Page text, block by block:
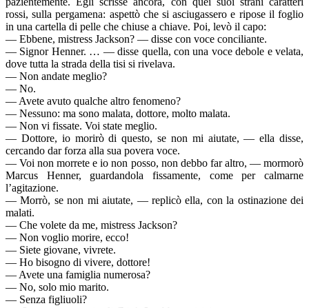
rossi, sulla pergamena: aspettò che si asciugassero e ripose il foglio
in una cartella di pelle che chiuse a chiave. Poi, levò il capo:
— Ebbene, mistress Jackson? — disse con voce conciliante.
— Signor Henner. … — disse quella, con una voce debole e velata,
dove tutta la strada della tisi si rivelava.
— Non andate meglio?
— No.
— Avete avuto qualche altro fenomeno?
— Nessuno: ma sono malata, dottore, molto malata.
— Non vi fissate. Voi state meglio.
— Dottore, io morirò di questo, se non mi aiutate, — ella disse,
cercando dar forza alla sua povera voce.
— Voi non morrete e io non posso, non debbo far altro, — mormorò
Marcus Henner, guardandola fissamente, come per calmarne
l’agitazione.
— Morrò, se non mi aiutate, — replicò ella, con la ostinazione dei
malati.
— Che volete da me, mistress Jackson?
— Non voglio morire, ecco!
— Siete giovane, vivrete.
— Ho bisogno di vivere, dottore!
— Avete una famiglia numerosa?
— No, solo mio marito.
— Senza figliuoli?